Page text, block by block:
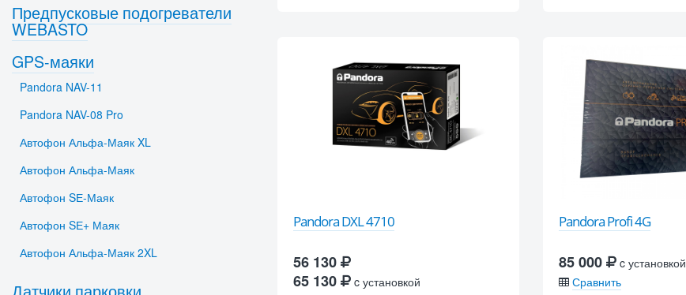
Pandora DXL 4710
56 130
65 130
c установкой
Pandora Profi 4G
85 000
c установкой
Сравнить
Предпусковые подогреватели
WEBASTO
GPS-маяки
Pandora NAV-11
Pandora NAV-08 Pro
Автофон Альфа-Маяк XL
Автофон Альфа-Маяк
Автофон SЕ-Маяк
Автофон SЕ+ Маяк
Автофон Альфа-Маяк 2XL